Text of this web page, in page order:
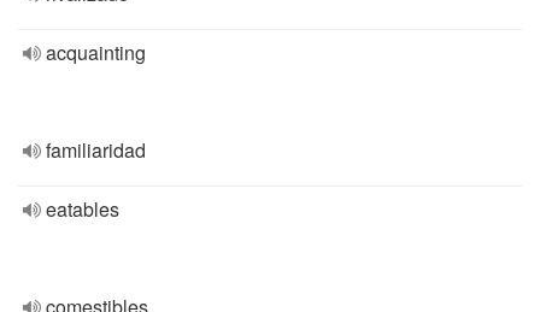
acquainting
familiaridad
eatables